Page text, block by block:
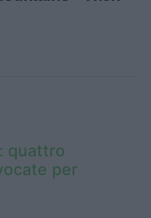
quattro
per